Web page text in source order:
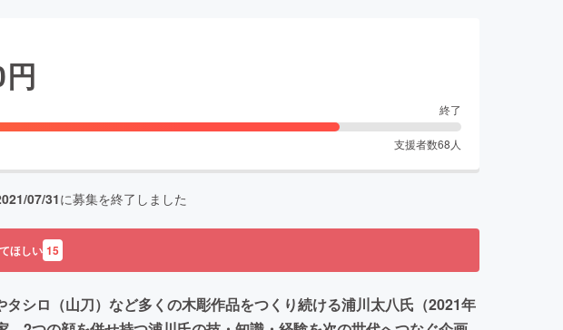
円
終了
支援者数68 人
07/31に募集を終了しました
ほしい 15
シロ（山刀）など多くの木彫作品をつくり続ける浦川太八氏（2021年